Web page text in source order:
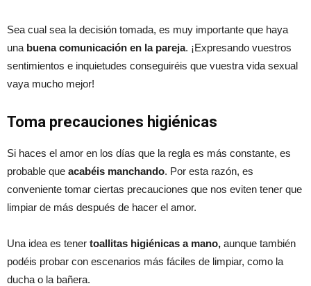
Sea cual sea la decisión tomada, es muy importante que haya
una buena comunicación en la pareja. ¡Expresando vuestros
sentimientos e inquietudes conseguiréis que vuestra vida sexual
vaya mucho mejor!
Toma precauciones higiénicas
Si haces el amor en los días que la regla es más constante, es
probable que acabéis manchando. Por esta razón, es
conveniente tomar ciertas precauciones que nos eviten tener que
limpiar de más después de hacer el amor.
Una idea es tener toallitas higiénicas a mano, aunque también
podéis probar con escenarios más fáciles de limpiar, como la
ducha o la bañera.